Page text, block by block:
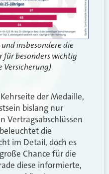
insbesondere die
besonders wichtig
der Medaille,
bislang nur
Vertragsabschlüssen
die
im Detail, doch es
Chance für die
diese informierte,